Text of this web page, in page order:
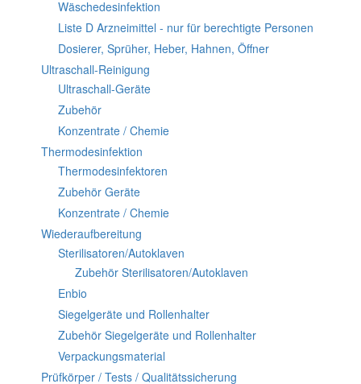
Wäschedesinfektion
Liste D Arzneimittel - nur für berechtigte Personen
Dosierer, Sprüher, Heber, Hahnen, Öffner
Ultraschall-Reinigung
Ultraschall-Geräte
Zubehör
Konzentrate / Chemie
Thermodesinfektion
Thermodesinfektoren
Zubehör Geräte
Konzentrate / Chemie
Wiederaufbereitung
Sterilisatoren/Autoklaven
Zubehör Sterilisatoren/Autoklaven
Enbio
Siegelgeräte und Rollenhalter
Zubehör Siegelgeräte und Rollenhalter
Verpackungsmaterial
Prüfkörper / Tests / Qualitätssicherung